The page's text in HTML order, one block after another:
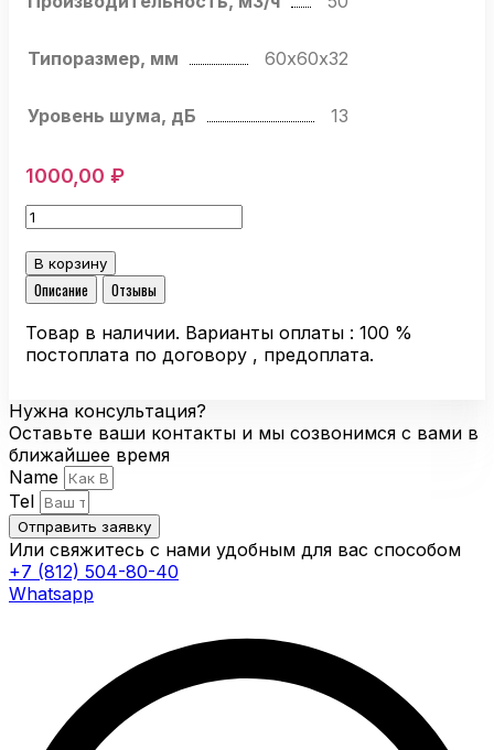
Типоразмер, мм 60х60х32
Уровень шума, дБ 13
1000,00 ₽
Количество
товара
Компактный
вентилятор
Ebmpapst
612
NGHH
осевой
В корзину
Описание
Отзывы
Товар в наличии. Варианты оплаты : 100 %
постоплата по договору , предоплата.
Нужна консультация?
Оставьте ваши контакты и мы созвонимся с вами в
ближайшее время
Name
Tel
Отправить заявку
Или свяжитесь с нами удобным для вас способом
+7 (812) 504-80-40
Whatsapp